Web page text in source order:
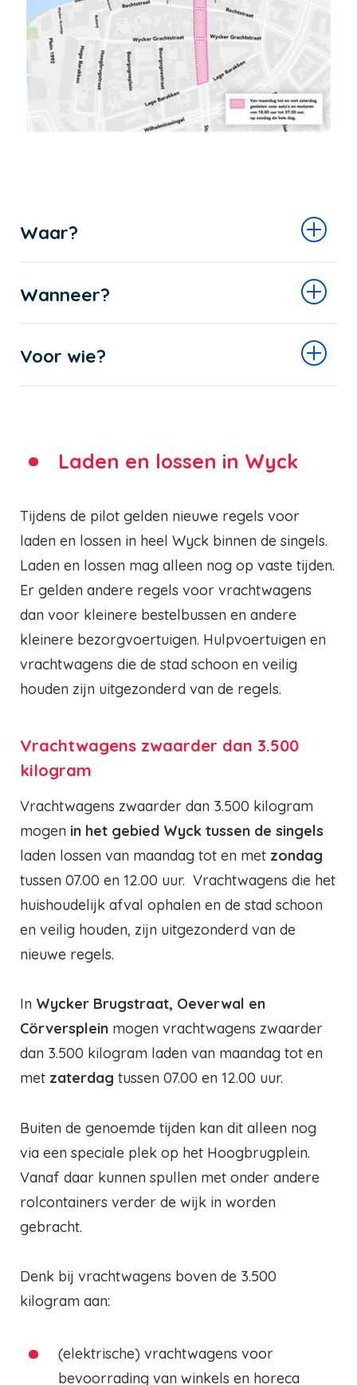
Waar?
Wanneer?
Voor wie?
Laden en lossen in Wyck
Tijdens de pilot gelden nieuwe regels voor
laden en lossen in heel Wyck binnen de singels.
Laden en lossen mag alleen nog op vaste tijden.
Er gelden andere regels voor vrachtwagens
dan voor kleinere bestelbussen en andere
kleinere bezorgvoertuigen. Hulpvoertuigen en
vrachtwagens die de stad schoon en veilig
houden zijn uitgezonderd van de regels.
Vrachtwagens zwaarder dan 3.500
kilogram
Vrachtwagens zwaarder dan 3.500 kilogram
mogen in het gebied Wyck tussen de singels
laden lossen van maandag tot en met zondag
tussen 07.00 en 12.00 uur. Vrachtwagens die het
huishoudelijk afval ophalen en de stad schoon
en veilig houden, zijn uitgezonderd van de
nieuwe regels.
In Wycker Brugstraat, Oeverwal en
Cörversplein mogen vrachtwagens zwaarder
dan 3.500 kilogram laden van maandag tot en
met zaterdag tussen 07.00 en 12.00 uur.
Buiten de genoemde tijden kan dit alleen nog
via een speciale plek op het Hoogbrugplein.
Vanaf daar kunnen spullen met onder andere
rolcontainers verder de wijk in worden
gebracht.
Denk bij vrachtwagens boven de 3.500
kilogram aan:
(elektrische) vrachtwagens voor
bevoorrading van winkels en horeca